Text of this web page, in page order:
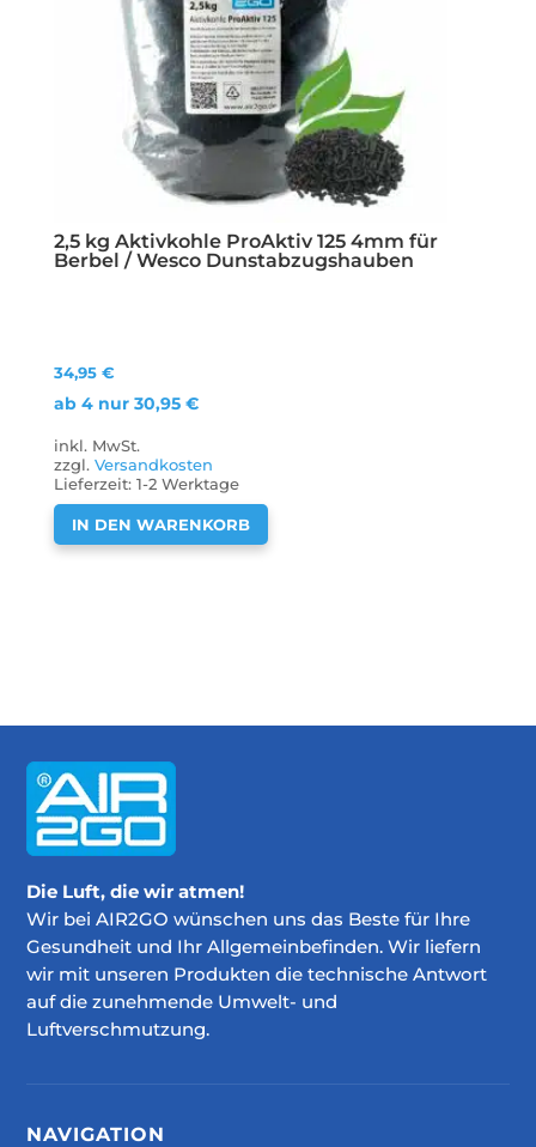
2,5 kg Aktivkohle ProAktiv 125 4mm für
Berbel / Wesco Dunstabzugshauben
34,95€
ab 4 nur30,95€
inkl. MwSt.
zzgl.Versandkosten
Lieferzeit:1-2 Werktage
IN DEN WARENKORB
Die Luft, die wir atmen!
Wir bei AIR2GO wünschen uns das Beste für Ihre
Gesundheit und Ihr Allgemeinbefinden. Wir liefern
wir mit unseren Produkten die technische Antwort
auf die zunehmende Umwelt- und
Luftverschmutzung.
NAVIGATION